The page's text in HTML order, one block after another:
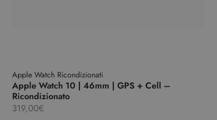
Apple Watch Ricondizionati
Apple Watch 10 | 46mm | GPS + Cell –
Ricondizionato
319,00€